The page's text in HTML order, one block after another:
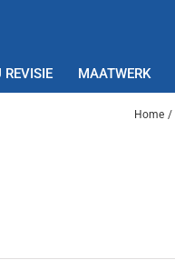
REVISIE MAATWERK
Home